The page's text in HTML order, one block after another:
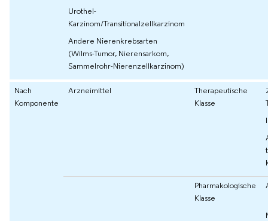
Urothel-
Karzinom/Transitionalzellkarzinom
Andere Nierenkrebsarten
(Wilms-Tumor, Nierensarkom,
Sammelrohr-Nierenzellkarzinom)
Nach
Komponente
Arzneimittel
Therapeutische
Klasse
Pharmakologische
Klasse